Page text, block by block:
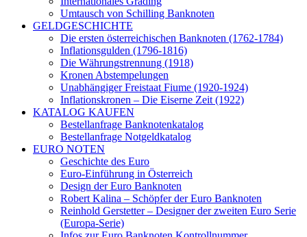
Umtausch von Schilling Banknoten
GELDGESCHICHTE
Die ersten österreichischen Banknoten (1762-1784)
Inflationsgulden (1796-1816)
Die Währungstrennung (1918)
Kronen Abstempelungen
Unabhängiger Freistaat Fiume (1920-1924)
Inflationskronen – Die Eiserne Zeit (1922)
KATALOG KAUFEN
Bestellanfrage Banknotenkatalog
Bestellanfrage Notgeldkatalog
EURO NOTEN
Geschichte des Euro
Euro-Einführung in Österreich
Design der Euro Banknoten
Robert Kalina – Schöpfer der Euro Banknoten
Reinhold Gerstetter – Designer der zweiten Euro Serie
(Europa-Serie)